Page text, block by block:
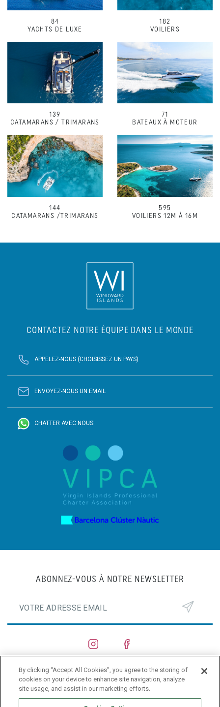
84
YACHTS DE LUXE
182
VOILIERS
139
CATAMARANS / TRIMARANS
71
BATEAUX À MOTEUR
144
CATAMARANS /TRIMARANS
595
VOILIERS 12M À 16M
CONTACTEZ NOTRE ÉQUIPE DANS LE MONDE
APPELEZ-NOUS (CHOISISSEZ UN PAYS)
ENVOYEZ-NOUS UN EMAIL
CHATTER AVEC NOUS
CHANTIERS NAVALS
PRIVACY POLICY
ABONNEZ-VOUS À NOTRE NEWSLETTER
By clicking “Accept All Cookies”, you agree to the storing of
cookies on your device to enhance site navigation, analyze
site usage, and assist in our marketing efforts.